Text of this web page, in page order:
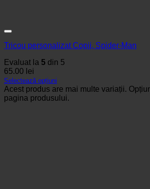
Tricou personalizat Copii, Spider-Man
Evaluat la 5 din 5
65.00 lei
Selectează opțiuni
Acest produs are mai multe variații.
pagina produsului.